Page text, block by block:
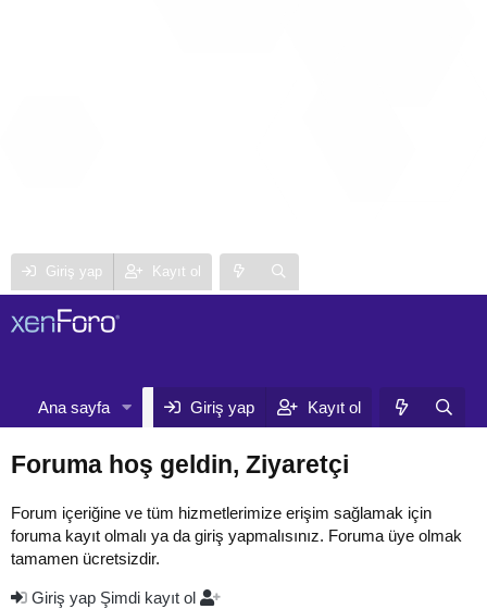
Giriş yap Kayıt ol
Ana sayfa Forumlar
Giriş yap Kayıt ol
Foruma hoş geldin, Ziyaretçi
Forum içeriğine ve tüm hizmetlerimize erişim sağlamak için
foruma kayıt olmalı ya da giriş yapmalısınız. Foruma üye olmak
tamamen ücretsizdir.
Giriş yap Şimdi kayıt ol